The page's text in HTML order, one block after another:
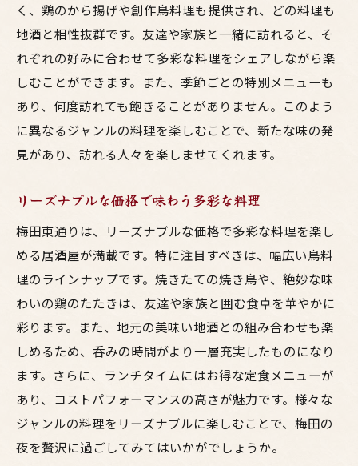
く、鶏のから揚げや創作鳥料理も提供され、どの料理も
地酒と相性抜群です。友達や家族と一緒に訪れると、そ
れぞれの好みに合わせて多彩な料理をシェアしながら楽
しむことができます。また、季節ごとの特別メニューも
あり、何度訪れても飽きることがありません。このよう
に異なるジャンルの料理を楽しむことで、新たな味の発
見があり、訪れる人々を楽しませてくれます。
リーズナブルな価格で味わう多彩な料理
梅田東通りは、リーズナブルな価格で多彩な料理を楽し
める居酒屋が満載です。特に注目すべきは、幅広い鳥料
理のラインナップです。焼きたての焼き鳥や、絶妙な味
わいの鶏のたたきは、友達や家族と囲む食卓を華やかに
彩ります。また、地元の美味い地酒との組み合わせも楽
しめるため、呑みの時間がより一層充実したものになり
ます。さらに、ランチタイムにはお得な定食メニューが
あり、コストパフォーマンスの高さが魅力です。様々な
ジャンルの料理をリーズナブルに楽しむことで、梅田の
夜を贅沢に過ごしてみてはいかがでしょうか。